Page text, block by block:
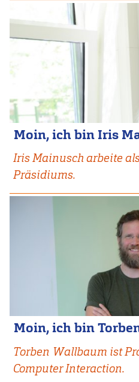
Moin, ich bin Iris
Iris Mainusch arbeite
Präsidiums.
Moin, ich bin
Torben Wallbaum ist
Computer Interaction.